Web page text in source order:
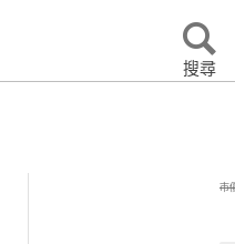
搜尋